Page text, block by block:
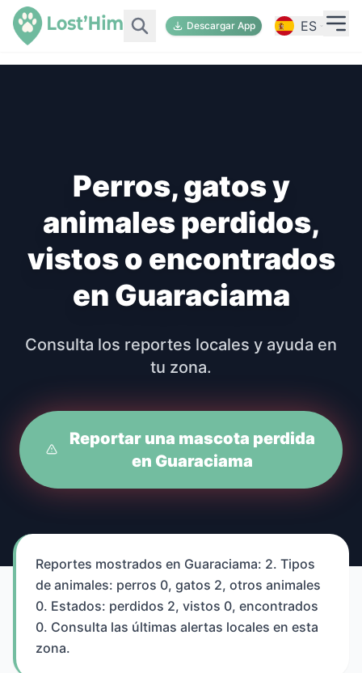
Descargar App ES
Perros, gatos y
animales perdidos,
vistos o encontrados
en Guaraciama
Consulta los reportes locales y ayuda en
tu zona.
Reportar una mascota perdida
en Guaraciama
Reportes mostrados en Guaraciama: 2. Tipos
de animales: perros 0, gatos 2, otros animales
0. Estados: perdidos 2, vistos 0, encontrados
0. Consulta las últimas alertas locales en esta
zona.